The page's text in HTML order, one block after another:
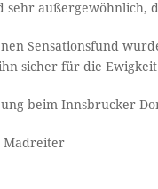
sehr außergewöhnlich,
Sensationsfund
sicher für die
beim Innsbrucker
Madreiter